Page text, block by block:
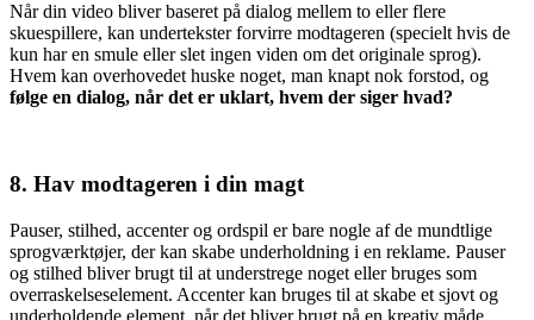
Når din video bliver baseret på dialog mellem to eller flere
skuespillere, kan undertekster forvirre modtageren (specielt hvis de
kun har en smule eller slet ingen viden om det originale sprog).
Hvem kan overhovedet huske noget, man knapt nok forstod, og
følge en dialog, når det er uklart, hvem der siger hvad?
8. Hav modtageren i din magt
Pauser, stilhed, accenter og ordspil er bare nogle af de mundtlige
sprogværktøjer, der kan skabe underholdning i en reklame. Pauser
og stilhed bliver brugt til at understrege noget eller bruges som
overraskelseselement. Accenter kan bruges til at skabe et sjovt og
underholdende element, når det bliver brugt på en kreativ måde.